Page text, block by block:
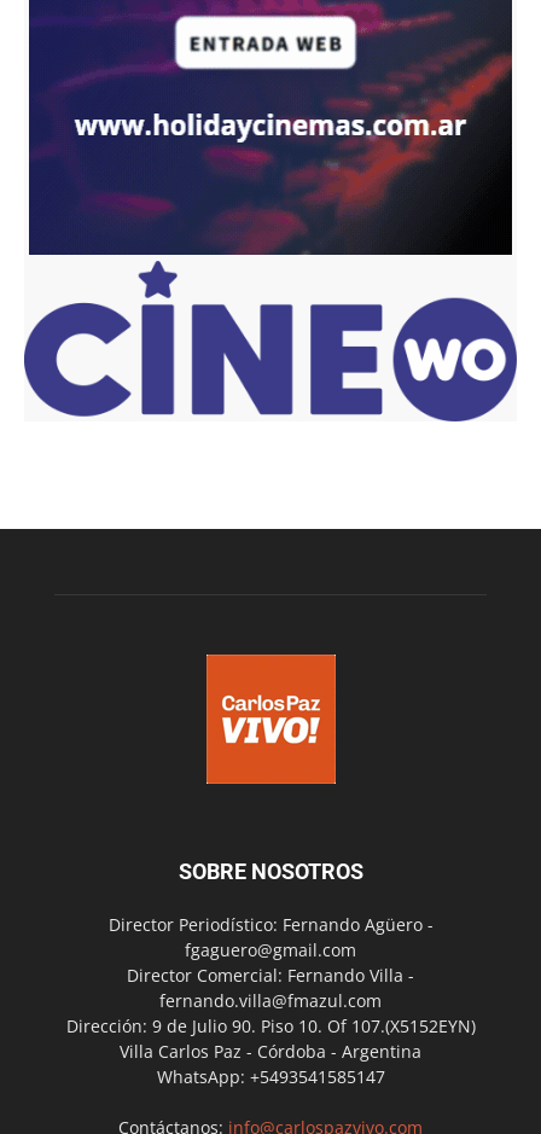
SOBRE NOSOTROS
Director Periodístico: Fernando Agüero -
fgaguero@gmail.com
Director Comercial: Fernando Villa -
fernando.villa@fmazul.com
Dirección: 9 de Julio 90. Piso 10. Of 107.(X5152EYN)
Villa Carlos Paz - Córdoba - Argentina
WhatsApp: +5493541585147
Contáctanos: info@carlospazvivo.com